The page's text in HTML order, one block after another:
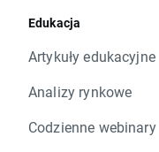
Edukacja
Artykuły edukacyjne
Analizy rynkowe
Codzienne webinary